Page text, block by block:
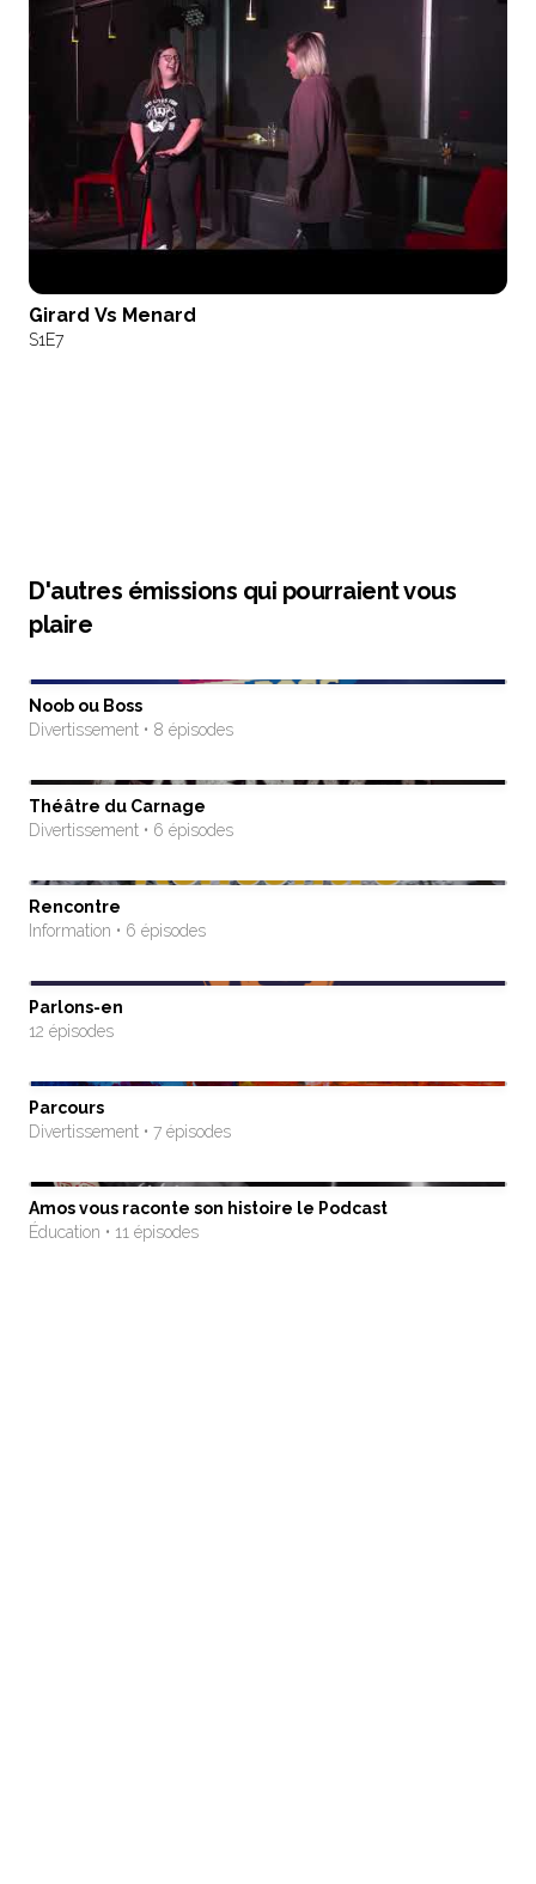
Girard Vs Menard
S1E7
D'autres émissions qui pourraient vous
plaire
Noob ou Boss
Divertissement • 8 épisodes
Théâtre du Carnage
Divertissement • 6 épisodes
Rencontre
Information • 6 épisodes
Parlons-en
12 épisodes
Parcours
Divertissement • 7 épisodes
Amos vous raconte son histoire le Podcast
Éducation • 11 épisodes